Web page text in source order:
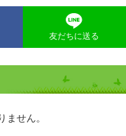
友だちに送る
せん。